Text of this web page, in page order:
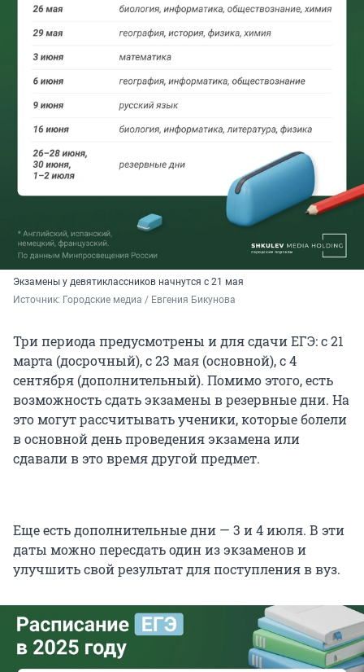
Экзамены у девятиклассников начнутся с 21 мая
Источник: Городские медиа / Евгения Бикунова
Три периода предусмотрены и для сдачи ЕГЭ: с 21
марта (досрочный), с 23 мая (основной), с 4
сентября (дополнительный). Помимо этого, есть
возможность сдать экзамены в резервные дни. На
это могут рассчитывать ученики, которые болели
в основной день проведения экзамена или
сдавали в это время другой предмет.
Еще есть дополнительные дни — 3 и 4 июля. В эти
даты можно пересдать один из экзаменов и
улучшить свой результат для поступления в вуз.